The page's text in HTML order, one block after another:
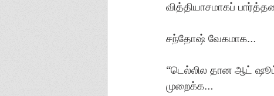
வித்தியாசமாகப்
சந்தோஷ் வேகமாக…
“டெல்லில தான ஆட்
முறைக்க…